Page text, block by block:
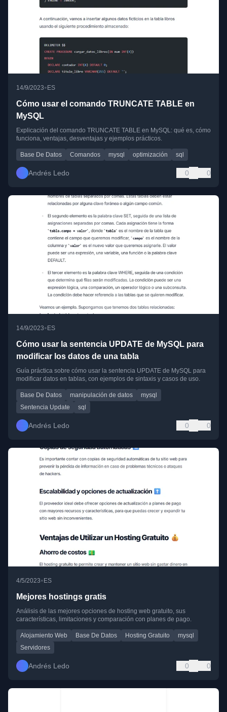
14/9/2023•ES
Cómo usar el comando TRUNCATE TABLE en
MySQL
Explicación del comando TRUNCATE TABLE en MySQL: qué es, cómo
funciona, ventajas, desventajas y ejemplos prácticos.
Base De Datos Comandos mysql optimización sql
Andrés Ledo 0 0
14/9/2023•ES
Cómo usar la sentencia UPDATE de MySQL para
modificar los datos de una tabla
Guía práctica sobre cómo usar la sentencia UPDATE de MySQL para
modificar datos en tablas, con ejemplos de sintaxis y casos de uso.
Base De Datos manipulación de datos
mysql
Sentencia Update
sql
Andrés Ledo 0 0
4/5/2023• ES
Mejores hostings gratis
Análisis de las mejores opciones de hosting web gratuito, sus
características, limitaciones y comparación con planes de pago.
Alojamiento Web Base De Datos Hosting Gratuito
mysql
Servidores
Andrés Ledo 0 0